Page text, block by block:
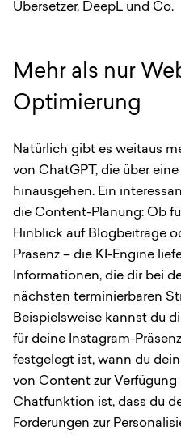
Übersetzer, DeepL und Co.
Mehr als nur
Optimierung
Natürlich gibt es weitaus
von ChatGPT, die über
hinausgehen. Ein
die Content-Planung: Ob
Hinblick auf Blogbeiträge
Präsenz – die KI-Engine
Informationen, die dir bei
nächsten terminierbaren
Beispielsweise kannst du
für deine Instagram-
festgelegt ist, wann du
von Content zur
Chatfunktion ist, dass du
Forderungen zur